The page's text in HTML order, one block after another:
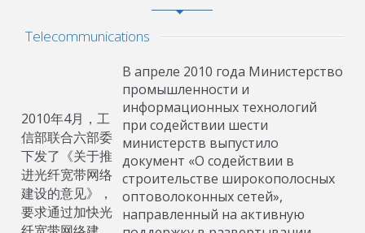
Telecommunications
2010年4月，工
信部联合六部委
下发了《关于推
进光纤宽带网络
建设的意见》，
要求通过加快光
В апреле 2010 года Министерство
промышленности и
информационных технологий
при содействии шести
министерств выпустило
документ «О содействии в
строительстве широкополосных
оптоволоконных сетей»,
направленный на активную